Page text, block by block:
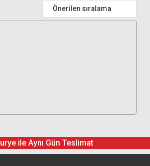
ile Aynı Gün Teslimat